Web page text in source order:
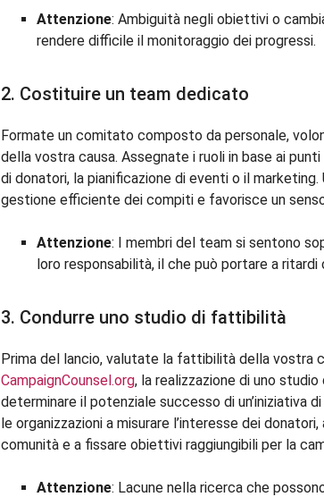
Attenzione: Ambiguità negli obiettivi o
rendere difficile il monitoraggio dei progressi.
2. Costituire un team dedicato
Formate un comitato composto da personale,
della vostra causa. Assegnate i ruoli in base ai
di donatori, la pianificazione di eventi o il
gestione efficiente dei compiti e favorisce un
Attenzione: I membri del team si sentono
loro responsabilità, il che può portare a
3. Condurre uno studio di fattibilità
Prima del lancio, valutate la fattibilità della vostra
CampaignCounsel.org, la realizzazione di uno
determinare il potenziale successo di un’iniziativa
le organizzazioni a misurare l’interesse dei
comunità e a fissare obiettivi raggiungibili per la
Attenzione: Lacune nella ricerca che